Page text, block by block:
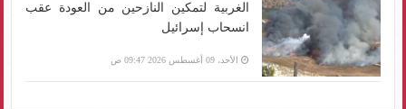
الغربية لتمكين النازحين من العودة عقب
انسحاب إسرائيل
الأحد، 09 أغسطس 2026 09:47 ص